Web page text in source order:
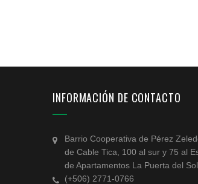
INFORMACIÓN DE CONTACTO
Barrio Cooperativa de Pérez
de Cable Tica, 100 al sur y 75 al
de Apartamentos La Puerta del Sol.
(+506) 2771-0766